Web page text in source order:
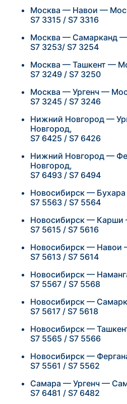
Москва — Навои —
S7 3315 / S7 3316
Москва — Самарканд
S7 3253/ S7 3254
Москва — Ташкент —
S7 3249 / S7 3250
Москва — Ургенч —
S7 3245 / S7 3246
Нижний Новгород —
Новгород,
S7 6425 / S7 6426
Нижний Новгород —
Новгород,
S7 6493 / S7 6494
Новосибирск —
S7 5563 / S7 5564
Новосибирск — Карши
S7 5615 / S7 5616
Новосибирск — Навои
S7 5613 / S7 5614
Новосибирск —
S7 5567 / S7 5568
Новосибирск —
S7 5617 / S7 5618
Новосибирск —
S7 5565 / S7 5566
Новосибирск —
S7 5561 / S7 5562
Самара — Ургенч —
S7 6481 / S7 6482